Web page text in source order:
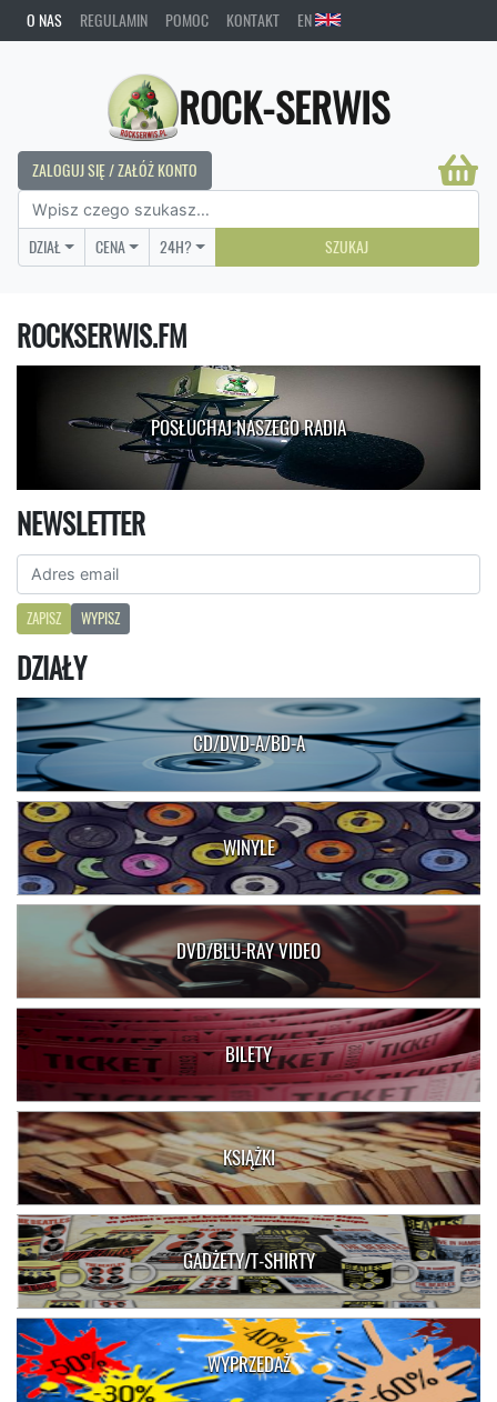
O NAS REGULAMIN POMOC KONTAKT EN
ROCK-SERWIS
ZALOGUJ SIĘ / ZAŁÓŻ KONTO
DZIAŁ CENA 24H? SZUKAJ
ROCKSERWIS.FM
POSŁUCHAJ NASZEGO RADIA
NEWSLETTER
ZAPISZ WYPISZ
DZIAŁY
CD/DVD-A/BD-A
WINYLE
DVD/BLU-RAY VIDEO
BILETY
KSIĄŻKI
GADŻETY/T-SHIRTY
WYPRZEDAŻ